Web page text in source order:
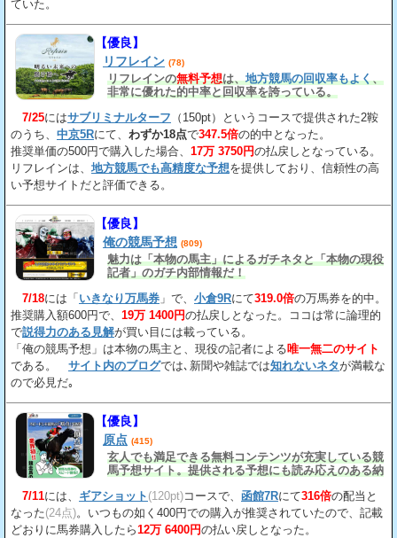
ていた。
【優良】
リフレイン (78)
リフレインの無料予想は、地方競馬の回収率もよく、
非常に優れた的中率と回収率を誇っている。
7/25にはサブリミナルターフ （150pt）というコースで提供された2鞍
のうち、 中京5Rにて、 わずか18点で347.5倍の的中となった。
推奨単価の500円で購入した場合、 17万 3750円の払戻しとなっている。
リフレインは、 地方競馬でも高精度な予想を提供しており、信頼性の高
い予想サイトだと評価できる。
【優良】
俺の競馬予想 (809)
魅力は「本物の馬主」によるガチネタと「本物の現役
記者」のガチ内部情報だ！
7/18には「いきなり万馬券 」で、 小倉9Rにて319.0倍の万馬券を的中。
推奨購入額600円で、 19万 1400円の払戻しとなった。ココは常に論理的
で説得力のある見解が買い目には載っている。
「俺の競馬予想」は本物の馬主と、現役の記者による唯一無二のサイト
である。 サイト内のブログでは､新聞や雑誌では知れないネタが満載な
ので必見だ｡
【優良】
原点 (415)
玄人でも満足できる無料コンテンツが充実している競
馬予想サイト。提供される予想にも読み応えのある納
7/11には、 ギアショット (120pt)コースで、 函館7Rにて316倍の配当と
なった(24点)。いつもの如く400円での購入が推奨されていたので、記載
どおりに馬券購入したら12万 6400円の払い戻しとなった。